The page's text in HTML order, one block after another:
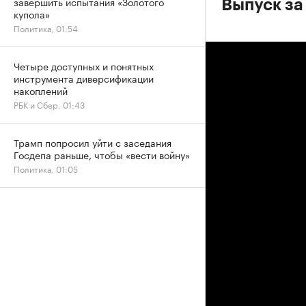
Выпуск
купола»
Политика, 01:54
Четыре доступных и понятных
инструмента диверсификации
накоплений
РБК и Сбер, 01:43
Трамп попросил уйти с заседания
Госдепа раньше, чтобы «вести войну»
Политика, 01:05